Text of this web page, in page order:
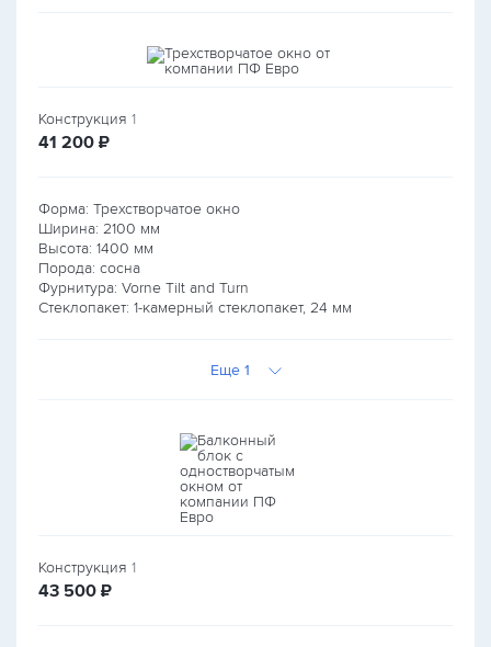
Конструкция 1
41 200 руб.
₽
Форма: Трехстворчатое окно
Ширина: 2100 мм
Высота: 1400 мм
Порода: сосна
Фурнитура: Vorne Tilt and Turn
Стеклопакет: 1-камерный стеклопакет, 24 мм
Еще 1
Конструкция 1
43 500 руб.
₽